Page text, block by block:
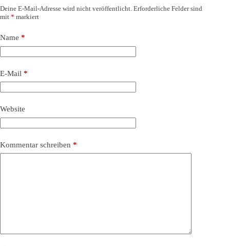
Deine E-Mail-Adresse wird nicht veröffentlicht. Erforderliche Felder sind
mit * markiert
Name *
E-Mail *
Website
Kommentar schreiben *